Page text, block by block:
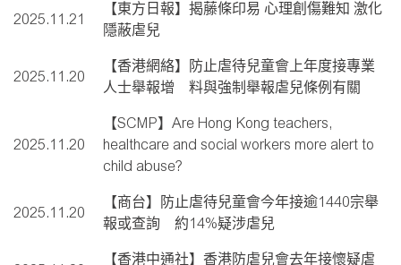
2025.11.21
【東方日報】揭藤條印易 心理創傷難知 激化
隱蔽虐兒
2025.11.20
【香港網絡】防止虐待兒童會上年度接專業
人士舉報增 料與強制舉報虐兒條例有關
2025.11.20
【SCMP】Are Hong Kong teachers,
healthcare and social workers more alert to
child abuse?
2025.11.20
【商台】防止虐待兒童會今年接逾1440宗舉
報或查詢 約14%疑涉虐兒
【香港中通社】香港防虐兒會去年接懷疑虐